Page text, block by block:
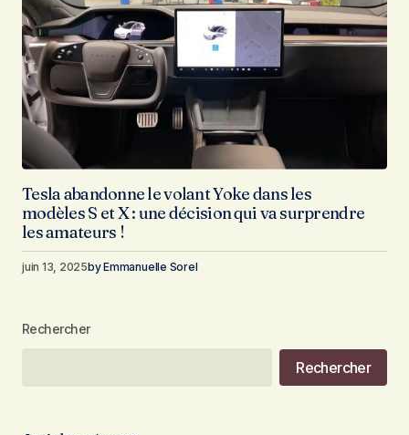
Tesla abandonne le volant Yoke dans les
modèles S et X : une décision qui va surprendre
les amateurs !
juin 13, 2025byEmmanuelle Sorel
Rechercher
Rechercher